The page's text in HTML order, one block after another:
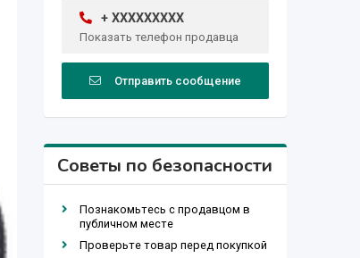
+ XXXXXXXXX
Показать телефон продавца
Отправить сообщение
Советы по безопасности
Познакомьтесь с продавцом в
публичном месте
Проверьте товар перед покупкой